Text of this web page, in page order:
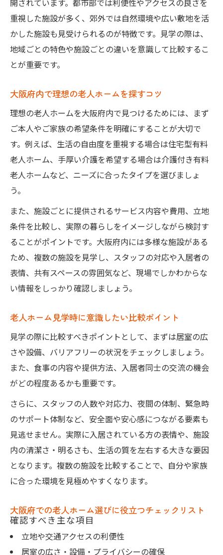
大阪府の老人ホーム見学で周辺環境も確認
見学時に注目したい大阪府内の暮らしや雰囲気
老人ホームの暮らしや雰囲気を現地で体感
大阪府内の老人ホームで穏やかな生活を確
見学でわかる老人ホームのレクリエーショ
ン内容
入居者同士の交流をチェックする老人ホー
ム見学術
老人ホーム見学で生活空間の広さや快適さ
も重要
老人ホームの実際の生活を見学でイメージ
する
大阪府で暮らしやすい老人ホームの特徴に
見学時に感じる老人ホームの日常を観察し
老人ホーム見学で叶う理想の暮らしの探し
方
家族で参加する老人ホーム見学のメリット
納得の施設選びは見学準備から始まる
老人ホーム見学前の準備で後悔しない選択
を実現
大阪府内で自分に合う老人ホームを絞り込
む方法
見学当日に持参したいチェックリストの作
成法
老人ホーム見学前の事前質問と相談事項ま
家族で話し合う老人ホーム選びのポイント
開されています。都市部では利便性やアクセスの良さを
重視した施設が多く、郊外では自然環境や広い敷地を活
かした施設も見受けられるのが特徴です。見学の際は、
地域ごとの特色や施設ごとの違いを意識して比較するこ
とが重要です。
大阪府内で理想の老人ホームを探すコツ
理想の老人ホームを大阪府内で見つけるためには、まず
ご本人やご家族の希望条件を明確にすることが大切で
す。例えば、生活の自由度を重視する場合は住宅型有料
老人ホーム、手厚い介護を希望する場合は介護付き有料
老人ホームなど、ニーズに合ったタイプを選びましょ
う。
また、施設ごとに提供されるサービス内容や費用、立地
条件を比較し、実際の暮らしをイメージしながら検討す
ることがポイントです。大阪府内には多様な施設がある
ため、複数の施設を見学し、スタッフの対応や入居者の
表情、共有スペースの雰囲気など、現場でしかわからな
い情報をしっかり確認しましょう。
老人ホーム見学時に意識したい比較ポイント
見学の際に比較すべきポイントとして、まずは居室の広
さや設備、バリアフリーの状況をチェックしましょう。
また、食事の内容や提供方法、入居者同士の交流の機会
がどの程度あるかも重要です。
さらに、スタッフの人数や対応力、夜間の体制、緊急時
のサポート体制など、安全面や安心感につながる要素も
見逃せません。実際に入居されている方の表情や、施設
内の清潔さ・明るさも、生活の質を左右する大きな要因
となります。複数の施設を比較することで、自分や家族
に合った環境を見極めやすくなります。
大阪府での老人ホーム選びに役立つチェックリスト
確認すべき主な項目
立地や交通アクセスの利便性
居室の広さ・設備・プライバシーの確保